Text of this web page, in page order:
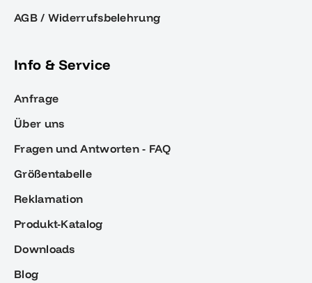
AGB / Widerrufsbelehrung
Info & Service
Anfrage
Über uns
Fragen und Antworten - FAQ
Größentabelle
Reklamation
Produkt-Katalog
Downloads
Blog